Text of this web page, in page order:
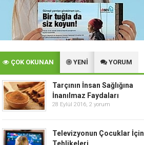
ÇOK OKUNAN YENİ YORUM
Tarçının İnsan Sağlığına
İnanılmaz Faydaları
28 Eylül 2016, 2 yorum
Televizyonun Çocuklar İçin